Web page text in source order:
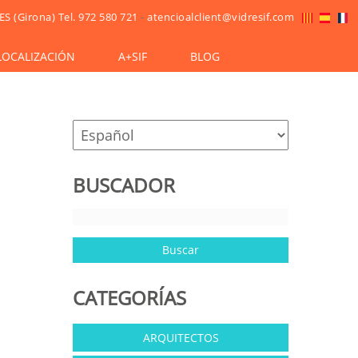
(Girona) Tel. 972 580 721 -atencioalclient@vidresif.com
A+SIF BLOG
BUSCADOR
CATEGORÍAS
ARQUITECTOS